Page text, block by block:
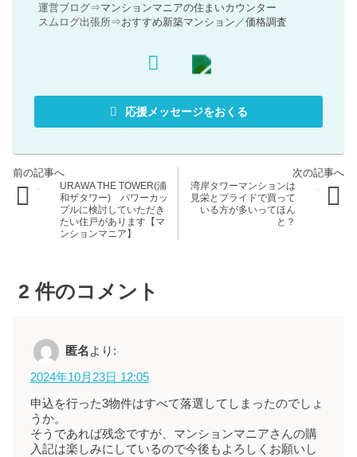
運営ブログ⇒マンションマニアの住まいカウンター
スムログ出張所⇒おすすめ新築マンション ／価格調査
応援メッセージをおくる
URAWA THE TOWER(浦
和ザタワー) パワーカッ
プルに検討していただき
たい住戸があります【マ
ンションマニア】
湾岸タワーマンションは
見栄とプライドで買って
いる方が多いってほん
と？
2 件のコメント
匿名より:
2024年10月23日 12:05
申込を行った3物件はすべて落選してしまったのでしょ
うか。
そうであれば残念ですが、マンションマニアさんの購
入記は楽しみにしているので今後もよろしくお願いし